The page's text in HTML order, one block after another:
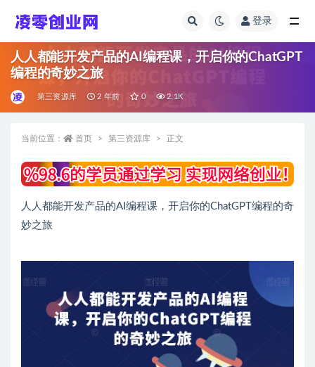
登录
人人都能开发产品的AI编程课，开启你的ChatGPT
编程的奇妙之旅
第三资源库 2 年前 0 2.1K
当前位置： 首页 第三资源库 正文
人人都能开发产品的AI编程课，开启你的ChatGPT编程的奇
妙之旅